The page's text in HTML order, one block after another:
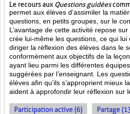
Le recours aux Questions guidées
permet aux élèves d’assimiler la
questions, en petits groupes, sur le
L’avantage de cette activité repose
crée lui-même les questions, ce qui lui
diriger la réflexion des élèves dans le
conformément aux objectifs de la
ayant lieu parmi les différentes
suggérées par l’enseignant. Les
élèves afin qu’ils s’approprient mieux
aident à approfondir leur réflexion sur
Participation active (6) Partage